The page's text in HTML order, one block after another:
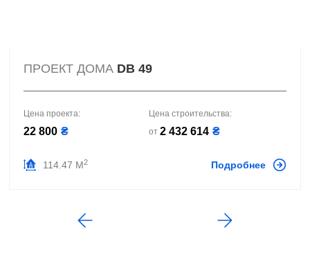
ПРОЕКТ ДОМА DB 49
Цена проекта:
22 800 ₴
Цена строительства:
от 2 432 614 ₴
114.47 М2 Подробнее